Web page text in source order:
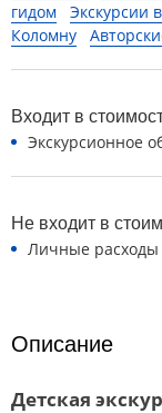
гидом
Экскурсии
Коломну
Входит в
Экскурсионное
Не входит в
Личные расходы
Описание
Детская